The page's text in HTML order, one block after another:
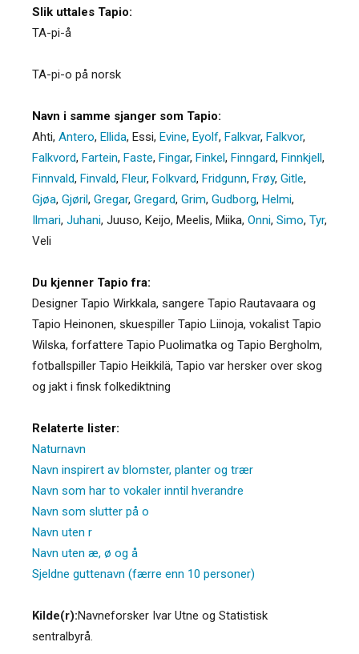
Slik uttales Tapio:
TA-pi-å
TA-pi-o på norsk
Navn i samme sjanger som Tapio:
Ahti, Antero, Ellida, Essi, Evine, Eyolf, Falkvar, Falkvor,
Falkvord, Fartein, Faste, Fingar, Finkel, Finngard, Finnkjell,
Finnvald, Finvald, Fleur, Folkvard, Fridgunn, Frøy, Gitle,
Gjøa, Gjøril, Gregar, Gregard, Grim, Gudborg, Helmi,
Ilmari, Juhani, Juuso, Keijo, Meelis, Miika, Onni, Simo, Tyr,
Veli
Du kjenner Tapio fra:
Designer Tapio Wirkkala, sangere Tapio Rautavaara og
Tapio Heinonen, skuespiller Tapio Liinoja, vokalist Tapio
Wilska, forfattere Tapio Puolimatka og Tapio Bergholm,
fotballspiller Tapio Heikkilä, Tapio var hersker over skog
og jakt i finsk folkediktning
Relaterte lister:
Naturnavn
Navn inspirert av blomster, planter og trær
Navn som har to vokaler inntil hverandre
Navn som slutter på o
Navn uten r
Navn uten æ, ø og å
Sjeldne guttenavn (færre enn 10 personer)
Kilde(r):Navneforsker Ivar Utne og Statistisk
sentralbyrå.